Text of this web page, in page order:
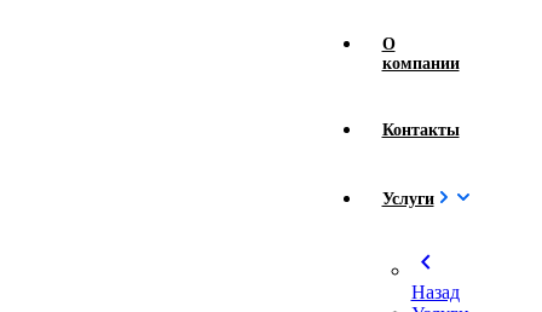
О
компании
Контакты
Услуги
chevron_left
Назад